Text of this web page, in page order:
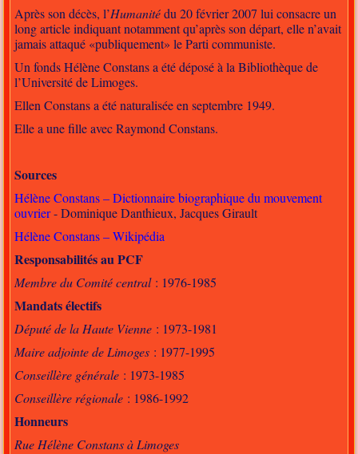
Après son décès, l’Humanitédu 20 février 2007 lui consacre un
long article indiquant notamment qu’après son départ, elle n’avait
jamais attaqué «publiquement» le Parti communiste.
Un fonds Hélène Constans a été déposé à la Bibliothèque de
l’Université de Limoges.
Ellen Constans a été naturalisée en septembre 1949.
Elle a une fille avec Raymond Constans.
Sources
Hélène Constans – Dictionnaire biographique du mouvement
ouvrier- Dominique Danthieux, Jacques Girault
Hélène Constans – Wikipédia
Responsabilités au PCF
Membre du Comité central: 1976-1985
Mandats électifs
Député de la Haute Vienne : 1973-1981
Maire adjointe de Limoges : 1977-1995
Conseillère générale : 1973-1985
Conseillère régionale : 1986-1992
Honneurs
Rue Hélène Constans à Limoges